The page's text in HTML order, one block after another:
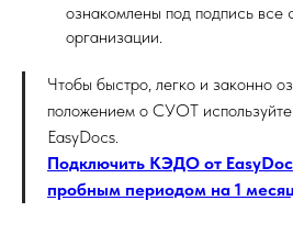
ознакомлены под подпись все
организации.
Чтобы быстро, легко и законно
положением о СУОТ
EasyDocs.
Подключить КЭДО от
пробным периодом на 1